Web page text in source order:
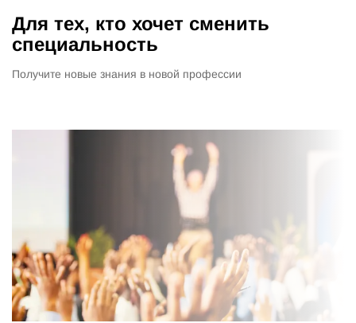
Для тех, кто хочет сменить
специальность
Получите новые знания в новой профессии